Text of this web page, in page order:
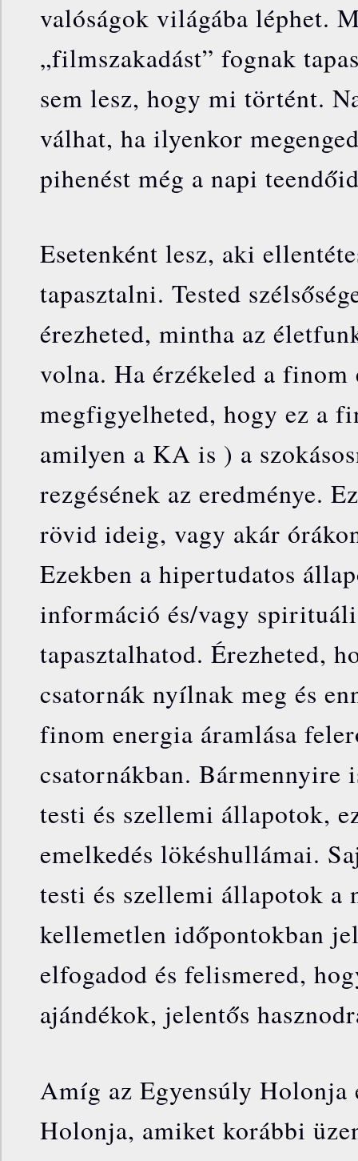
valóságok világába léphet.
„filmszakadást” fognak
sem lesz, hogy mi történt.
válhat, ha ilyenkor
pihenést még a napi
Esetenként lesz, aki
tapasztalni. Tested
érezheted, mintha az
volna. Ha érzékeled a finom
megfigyelheted, hogy ez a
amilyen a KA is ) a
rezgésének az eredménye.
rövid ideig, vagy akár
Ezekben a hipertudatos
információ és/vagy
tapasztalhatod. Érezheted,
csatornák nyílnak meg és
finom energia áramlása
csatornákban. Bármennyire
testi és szellemi állapotok,
emelkedés lökéshullámai.
testi és szellemi állapotok a
kellemetlen időpontokban
elfogadod és felismered,
ajándékok, jelentős
Amíg az Egyensúly Holonja
Holonja, amiket korábbi